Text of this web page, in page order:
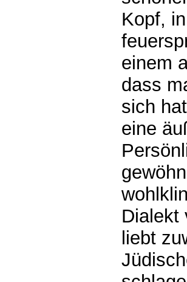
Kopf,
einem
dass
sich
eine
Dialekt
liebt